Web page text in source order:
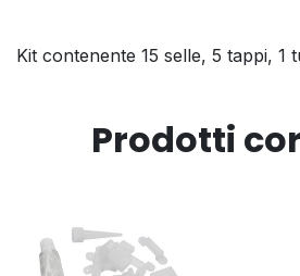
Kit contenente 15 selle, 5 tappi, 1
Prodotti